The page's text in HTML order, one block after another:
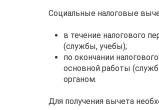
Социальные налоговые
в течение налогового
(службы, учебы);
по окончании
основной работы
органом.
Для получения вычета